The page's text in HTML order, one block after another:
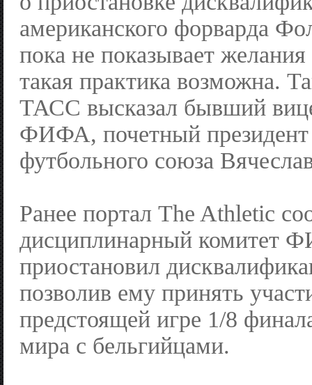
американского форварда
пока не показывает
такая практика возможна.
ТАСС высказал бывший
ФИФА, почетный президент
футбольного союза
Ранее портал The Athletic
дисциплинарный комитет
приостановил
позволив ему принять
предстоящей игре 1/8
мира с бельгийцами.